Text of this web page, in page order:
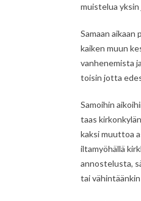
muistelua yksin
Samaan
kaiken muun
vanhenemista
toisin jotta
Samoihin
taas
kaksi muuttoa
iltamyöhällä
annostelusta,
tai